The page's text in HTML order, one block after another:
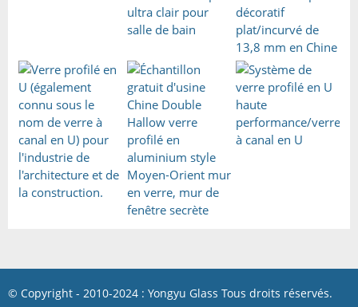
© Copyright - 2010-2024 : Yongyu Glass Tous droits réservés.